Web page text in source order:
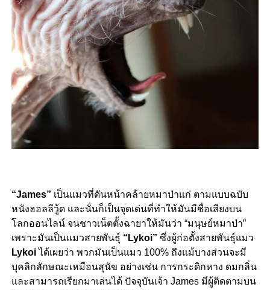
“James” เป็นแมวที่ดันหน้าคล้ายหมาป่าแก่ ตามแบบฉบับ
หนังฮอลลีวู้ด และนั่นก็เป็นจุดเด่นที่ทำให้มันมีชื่อเสียงบน
โลกออนไลน์ จนชาวเน็ตตั้งฉายาให้มันว่า “มนุษย์หมาป่า”
เพราะมันเป็นแมวสายพันธุ์ “Lykoi” ซึ่งผู้ก่อตั้งสายพันธุ์แมว
Lykoiได้เผยว่า พวกมันเป็นแมว 100% ถึงแม้บางส่วนจะมี
บุคลิกลักษณะเหมือนสุนัข อย่างเช่น การกระดิกหาง ดมกลิ่น
และสามารถเรียกมาเล่นได้ ปัจจุบันเจ้า James มีผู้ติดตามบน